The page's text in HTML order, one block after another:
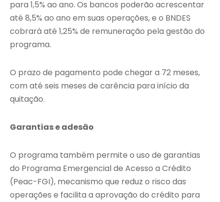
para 1,5% ao ano. Os bancos poderão acrescentar
até 8,5% ao ano em suas operações, e o BNDES
cobrará até 1,25% de remuneração pela gestão do
programa.
O prazo de pagamento pode chegar a 72 meses,
com até seis meses de carência para início da
quitação.
Garantias e adesão
O programa também permite o uso de garantias
do Programa Emergencial de Acesso a Crédito
(Peac-FGI), mecanismo que reduz o risco das
operações e facilita a aprovação do crédito para